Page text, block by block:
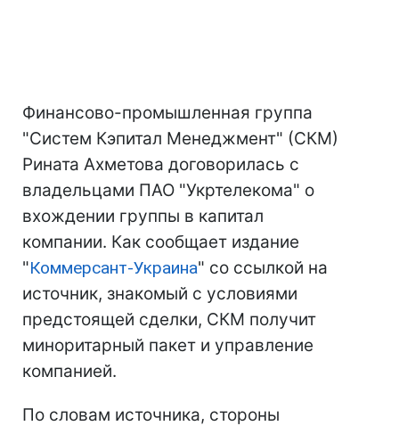
Финансово-промышленная группа
"Систем Кэпитал Менеджмент" (СКМ)
Рината Ахметова договорилась с
владельцами ПАО "Укртелекома" о
вхождении группы в капитал
компании. Как сообщает издание
"Коммерсант-Украина" со ссылкой на
источник, знакомый с условиями
предстоящей сделки, СКМ получит
миноритарный пакет и управление
компанией.
По словам источника, стороны